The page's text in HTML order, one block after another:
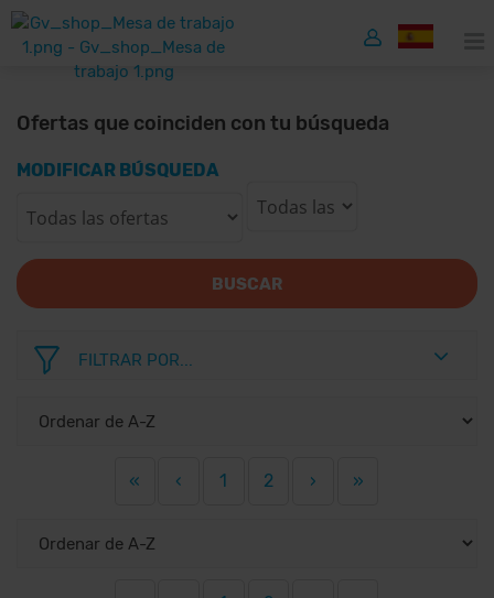
Ofertas que coinciden con tu búsqueda
MODIFICAR BÚSQUEDA
BUSCAR
FILTRAR POR...
« ‹ 1 2 › »